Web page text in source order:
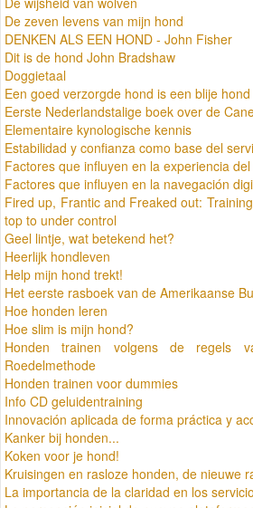
De zeven levens van mijn hond
DENKEN ALS EEN HOND - John Fisher
Dit is de hond John Bradshaw
Doggietaal
Een goed verzorgde hond is een blije hond
Eerste Nederlandstalige boek over de
Elementaire kynologische kennis
Estabilidad y confianza como base del
Factores que influyen en la experiencia
Factores que influyen en la navegación
Fired up, Frantic and Freaked out:
top to under control
Geel lintje, wat betekend het?
Heerlijk hondleven
Help mijn hond trekt!
Het eerste rasboek van de Amerikaanse
Hoe honden leren
Hoe slim is mijn hond?
Honden trainen volgens de regels
Roedelmethode
Honden trainen voor dummies
Info CD geluidentraining
Innovación aplicada de forma práctica y
Kanker bij honden...
Koken voor je hond!
Kruisingen en rasloze honden, de nieuwe
La importancia de la claridad en los